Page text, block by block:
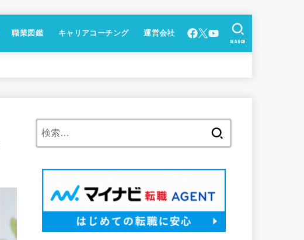
職業図鑑 キャリアコーチング 運営会社
SEARCH